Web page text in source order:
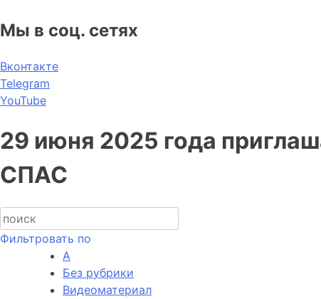
Мы в соц. сетях
Вконтакте
Telegram
YouTube
29 июня 2025 года
СПАС
Фильтровать по
А
Без рубрики
Видеоматериал